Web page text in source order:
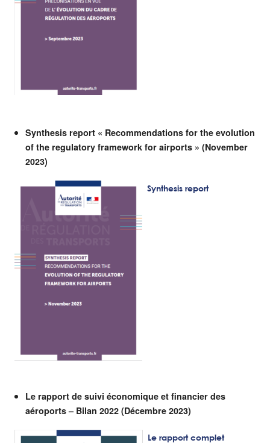
Synthesis report « Recommendations for the evolution
of the regulatory framework for airports » (November
2023)
Synthesis report
Le rapport de suivi économique et financier des
aéroports – Bilan 2022 (Décembre 2023)
Le rapport complet